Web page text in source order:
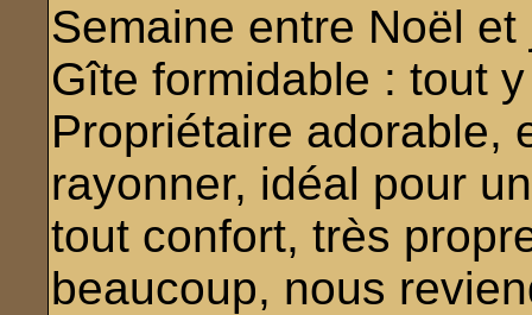
Semaine entre Noël
Gîte formidable : tout
Propriétaire adorable,
rayonner, idéal pour
tout confort, très
beaucoup, nous